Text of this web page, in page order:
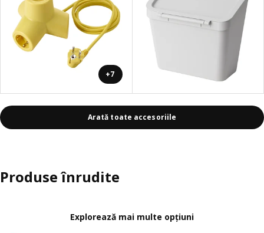
+7
Arată toate accesoriile
Produse înrudite
Explorează mai multe opțiuni